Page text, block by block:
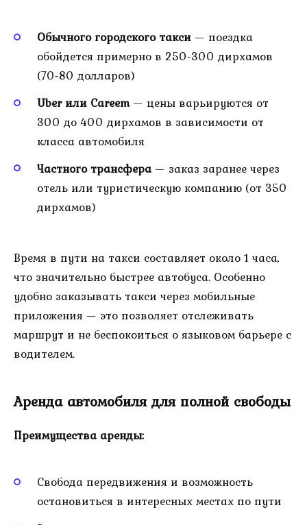
Обычного городского такси — поездка
обойдется примерно в 250-300 дирхамов
(70-80 долларов)
Uber или Careem— цены варьируются от
300 до 400 дирхамов в зависимости от
класса автомобиля
Частного трансфера— заказ заранее через
отель или туристическую компанию (от 350
дирхамов)
Время в пути на такси составляет около 1 часа,
что значительно быстрее автобуса. Особенно
удобно заказывать такси через мобильные
приложения — это позволяет отслеживать
маршрут и не беспокоиться о языковом барьере с
водителем.
Аренда автомобиля для полной свободы
Преимущества аренды:
Свобода передвижения и возможность
остановиться в интересных местах по пути